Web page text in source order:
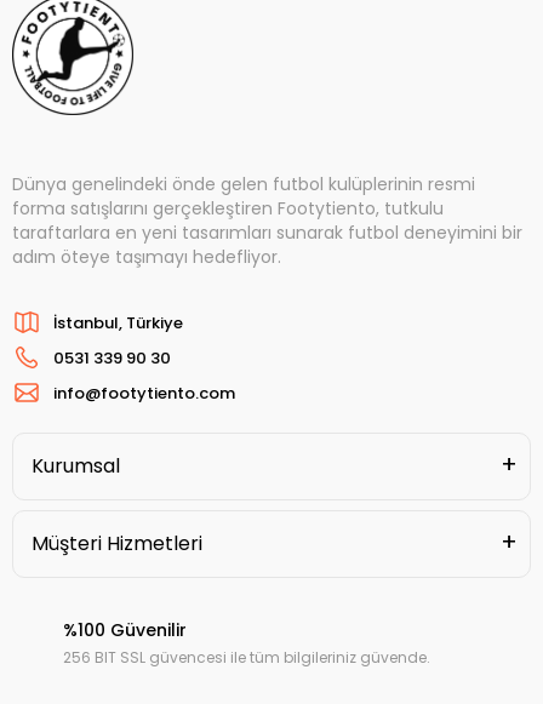
Dünya genelindeki önde gelen futbol kulüplerinin resmi
forma satışlarını gerçekleştiren Footytiento, tutkulu
taraftarlara en yeni tasarımları sunarak futbol deneyimini bir
adım öteye taşımayı hedefliyor.
İstanbul, Türkiye
0531 339 90 30
info@footytiento.com
Kurumsal
Müşteri Hizmetleri
%100 Güvenilir
256 BIT SSL güvencesi ile tüm bilgileriniz güvende.